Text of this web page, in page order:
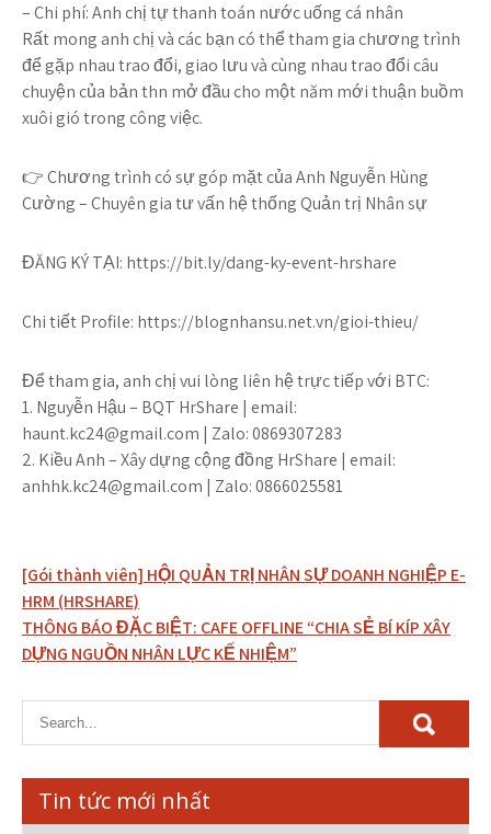
– Chi phí: Anh chị tự thanh toán nước uống cá nhân
Rất mong anh chị và các bạn có thể tham gia chương trình
để gặp nhau trao đổi, giao lưu và cùng nhau trao đổi câu
chuyện của bản thn mở đầu cho một năm mới thuận buồm
xuôi gió trong công việc.
👉 Chương trình có sự góp mặt của Anh Nguyễn Hùng
Cường – Chuyên gia tư vấn hệ thống Quản trị Nhân sự
ĐĂNG KÝ TẠI: https://bit.ly/dang-ky-event-hrshare
Chi tiết Profile: https://blognhansu.net.vn/gioi-thieu/
Để tham gia, anh chị vui lòng liên hệ trực tiếp với BTC:
1. Nguyễn Hậu – BQT HrShare | email:
haunt.kc24@gmail.com | Zalo: 0869307283
2. Kiều Anh – Xây dựng cộng đồng HrShare | email:
anhhk.kc24@gmail.com | Zalo: 0866025581
Điều
hướng
bài
viết
[Gói thành viên] HỘI QUẢN TRỊ NHÂN SỰ DOANH NGHIỆP E-
HRM (HRSHARE)
THÔNG BÁO ĐẶC BIỆT: CAFE OFFLINE “CHIA SẺ BÍ KÍP XÂY
DỰNG NGUỒN NHÂN LỰC KẾ NHIỆM”
Tin tức mới nhất